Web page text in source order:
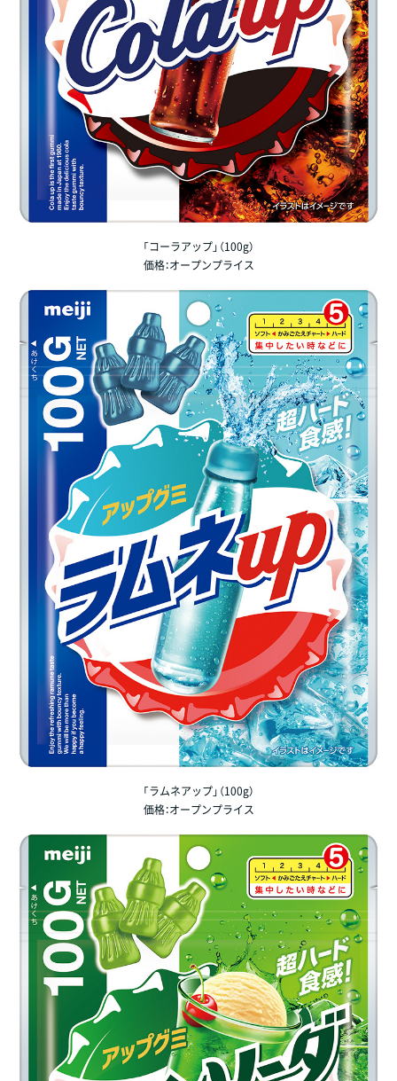
「コーラアップ」（100g）
価格：オープンプライス
「ラムネアップ」（100g）
価格：オープンプライス